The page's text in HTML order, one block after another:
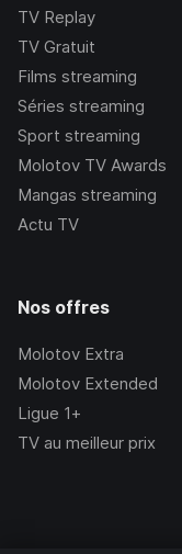
TV Replay
TV Gratuit
Films streaming
Séries streaming
Sport streaming
Molotov TV Awards
Mangas streaming
Actu TV
Nos offres
Molotov Extra
Molotov Extended
Ligue 1+
TV au meilleur prix